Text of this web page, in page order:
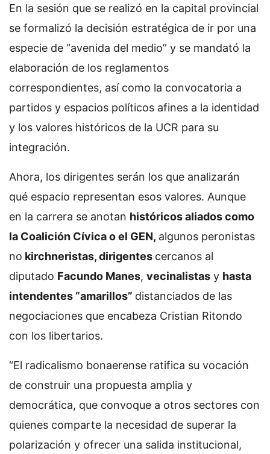
En la sesión que se realizó en la capital provincial
se formalizó la decisión estratégica de ir por una
especie de “avenida del medio” y se mandató la
elaboración de los reglamentos
correspondientes, así como la convocatoria a
partidos y espacios políticos afines a la identidad
y los valores históricos de la UCR para su
integración.
Ahora, los dirigentes serán los que analizarán
qué espacio representan esos valores. Aunque
en la carrera se anotan históricos aliados como
la Coalición Cívica o el GEN, algunos peronistas
no kirchneristas, dirigentes cercanos al
diputado Facundo Manes, vecinalistas y hasta
intendentes “amarillos” distanciados de las
negociaciones que encabeza Cristian Ritondo
con los libertarios.
“El radicalismo bonaerense ratifica su vocación
de construir una propuesta amplia y
democrática, que convoque a otros sectores con
quienes comparte la necesidad de superar la
polarización y ofrecer una salida institucional,